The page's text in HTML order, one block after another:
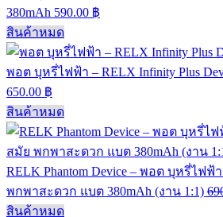
380mAh 590.00 ฿
สินค้าหมด
พอต บุหรี่ไฟฟ้า – RELX Infinity Plus
650.00 ฿
สินค้าหมด
RELK Phantom Device – พอต บุหรี่ไฟ
พกพาสะดวก แบต 380mAh (งาน 1:1)
สินค้าหมด